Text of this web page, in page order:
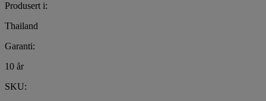
Produsert i:
Thailand
Garanti:
10 år
SKU: